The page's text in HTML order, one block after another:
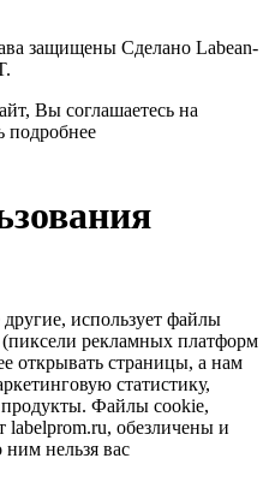
защищены Сделано Labean-
Вы соглашаетесь на
подробнее
использует файлы
рекламных платформ
открывать страницы, а нам
статистику,
Файлы сookie,
labelprom.ru, обезличены и
нельзя вас